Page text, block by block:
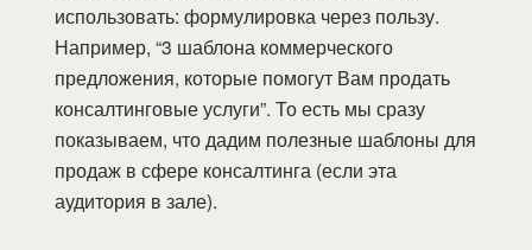
использовать: формулировка через пользу.
Например, “3 шаблона коммерческого
предложения, которые помогут Вам продать
консалтинговые услуги”. То есть мы сразу
показываем, что дадим полезные шаблоны для
продаж в сфере консалтинга (если эта
аудитория в зале).